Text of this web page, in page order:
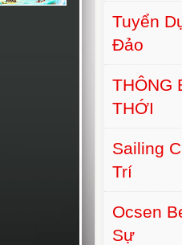
Tuyển
Đảo
THÔNG
THỚI
Sailing
Trí
Ocsen
Sự